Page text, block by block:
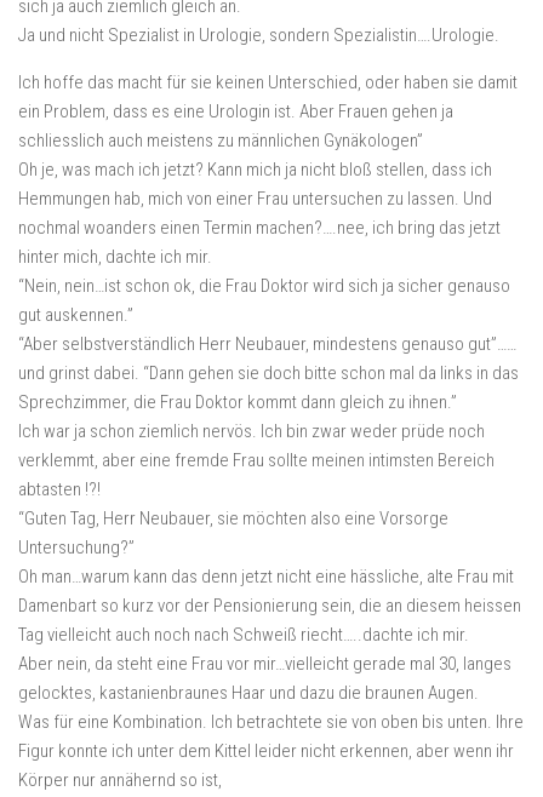
sich ja auch ziemlich gleich an.
Ja und nicht Spezialist in Urologie, sondern Spezialistin….Urologie.
Ich hoffe das macht für sie keinen Unterschied, oder haben sie damit
ein Problem, dass es eine Urologin ist. Aber Frauen gehen ja
schliesslich auch meistens zu männlichen Gynäkologen”
Oh je, was mach ich jetzt? Kann mich ja nicht bloß stellen, dass ich
Hemmungen hab, mich von einer Frau untersuchen zu lassen. Und
nochmal woanders einen Termin machen?….nee, ich bring das jetzt
hinter mich, dachte ich mir.
“Nein, nein…ist schon ok, die Frau Doktor wird sich ja sicher genauso
gut auskennen.”
“Aber selbstverständlich Herr Neubauer, mindestens genauso gut”……
und grinst dabei. “Dann gehen sie doch bitte schon mal da links in das
Sprechzimmer, die Frau Doktor kommt dann gleich zu ihnen.”
Ich war ja schon ziemlich nervös. Ich bin zwar weder prüde noch
verklemmt, aber eine fremde Frau sollte meinen intimsten Bereich
abtasten !?!
“Guten Tag, Herr Neubauer, sie möchten also eine Vorsorge
Untersuchung?”
Oh man…warum kann das denn jetzt nicht eine hässliche, alte Frau mit
Damenbart so kurz vor der Pensionierung sein, die an diesem heissen
Tag vielleicht auch noch nach Schweiß riecht…..dachte ich mir.
Aber nein, da steht eine Frau vor mir…vielleicht gerade mal 30, langes
gelocktes, kastanienbraunes Haar und dazu die braunen Augen.
Was für eine Kombination. Ich betrachtete sie von oben bis unten. Ihre
Figur konnte ich unter dem Kittel leider nicht erkennen, aber wenn ihr
Körper nur annähernd so ist,